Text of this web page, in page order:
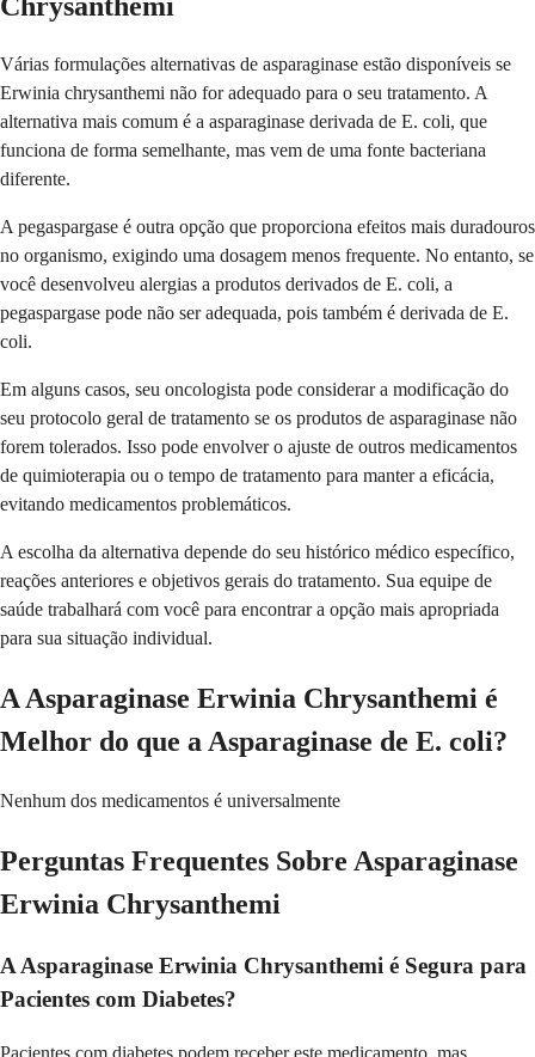
Várias formulações alternativas de asparaginase estão disponíveis se
Erwinia chrysanthemi não for adequado para o seu tratamento. A
alternativa mais comum é a asparaginase derivada de E. coli, que
funciona de forma semelhante, mas vem de uma fonte bacteriana
diferente.
A pegaspargase é outra opção que proporciona efeitos mais duradouros
no organismo, exigindo uma dosagem menos frequente. No entanto, se
você desenvolveu alergias a produtos derivados de E. coli, a
pegaspargase pode não ser adequada, pois também é derivada de E.
coli.
Em alguns casos, seu oncologista pode considerar a modificação do
seu protocolo geral de tratamento se os produtos de asparaginase não
forem tolerados. Isso pode envolver o ajuste de outros medicamentos
de quimioterapia ou o tempo de tratamento para manter a eficácia,
evitando medicamentos problemáticos.
A escolha da alternativa depende do seu histórico médico específico,
reações anteriores e objetivos gerais do tratamento. Sua equipe de
saúde trabalhará com você para encontrar a opção mais apropriada
para sua situação individual.
A Asparaginase Erwinia Chrysanthemi é
Melhor do que a Asparaginase de E. coli?
Nenhum dos medicamentos é universalmente
Perguntas Frequentes Sobre Asparaginase
Erwinia Chrysanthemi
A Asparaginase Erwinia Chrysanthemi é Segura para
Pacientes com Diabetes?
Pacientes com diabetes podem receber este medicamento, mas